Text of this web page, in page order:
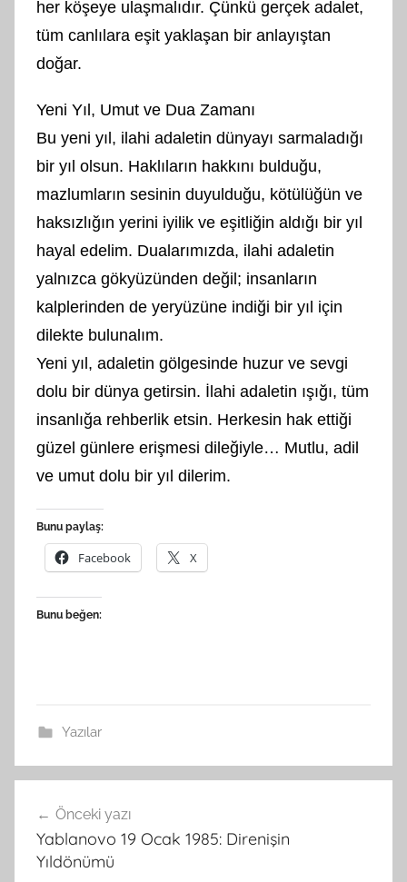
her köşeye ulaşmalıdır. Çünkü gerçek adalet,
tüm canlılara eşit yaklaşan bir anlayıştan
doğar.
Yeni Yıl, Umut ve Dua Zamanı
Bu yeni yıl, ilahi adaletin dünyayı sarmaladığı
bir yıl olsun. Haklıların hakkını bulduğu,
mazlumların sesinin duyulduğu, kötülüğün ve
haksızlığın yerini iyilik ve eşitliğin aldığı bir yıl
hayal edelim. Dualarımızda, ilahi adaletin
yalnızca gökyüzünden değil; insanların
kalplerinden de yeryüzüne indiği bir yıl için
dilekte bulunalım.
Yeni yıl, adaletin gölgesinde huzur ve sevgi
dolu bir dünya getirsin. İlahi adaletin ışığı, tüm
insanlığa rehberlik etsin. Herkesin hak ettiği
güzel günlere erişmesi dileğiyle… Mutlu, adil
ve umut dolu bir yıl dilerim.
Bunu paylaş:
Facebook X
Bunu beğen:
Yazılar
gezinmesi
Önceki yazı
Yablanovo 19 Ocak 1985: Direnişin
Yıldönümü